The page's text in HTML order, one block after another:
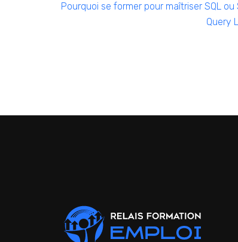
Pourquoi se former pour maîtriser SQL
Query